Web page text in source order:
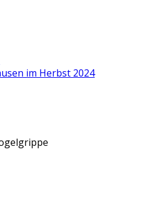
im Herbst 2024